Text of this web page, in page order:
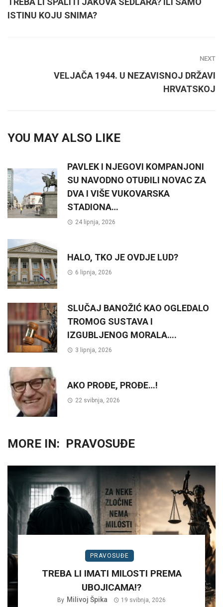
ISTINU KOJU SNIMA?
NEXT
VELJAČA 1944. U NEZAVISNOJ DRŽAVI
HRVATSKOJ
YOU MAY ALSO LIKE
PAVLEK I NJEGOVI KOMPANJONI
SU NAVODNO OTUĐILI NOVAC ZA
DVA I VIŠE VUKOVARSKA
STADIONA…
24 lipnja, 2026
HALO, TKO JE OVDJE LUD?
6 lipnja, 2026
SLUČAJ BANOŽIĆ KAO OGLEDALO
TROMOG SUSTAVA I
IZGUBLJENOG MORALA….
3 lipnja, 2026
AKO PROĐE, PROĐE…!
22 svibnja, 2026
MORE IN: PRAVOSUĐE
PRAVOSUĐE
TREBA LI IMATI MILOSTI PREMA
UBOJICAMA!?
By Milivoj Špika 19 svibnja, 2026